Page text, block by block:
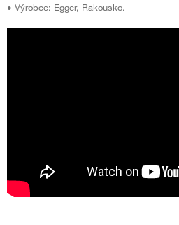
• Výrobce: Egger, Rakousko.